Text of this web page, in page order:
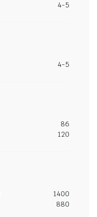
4-5
4-5
86
120
1400
880